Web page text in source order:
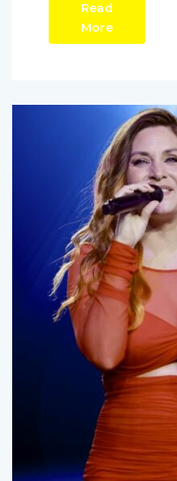
Read
More